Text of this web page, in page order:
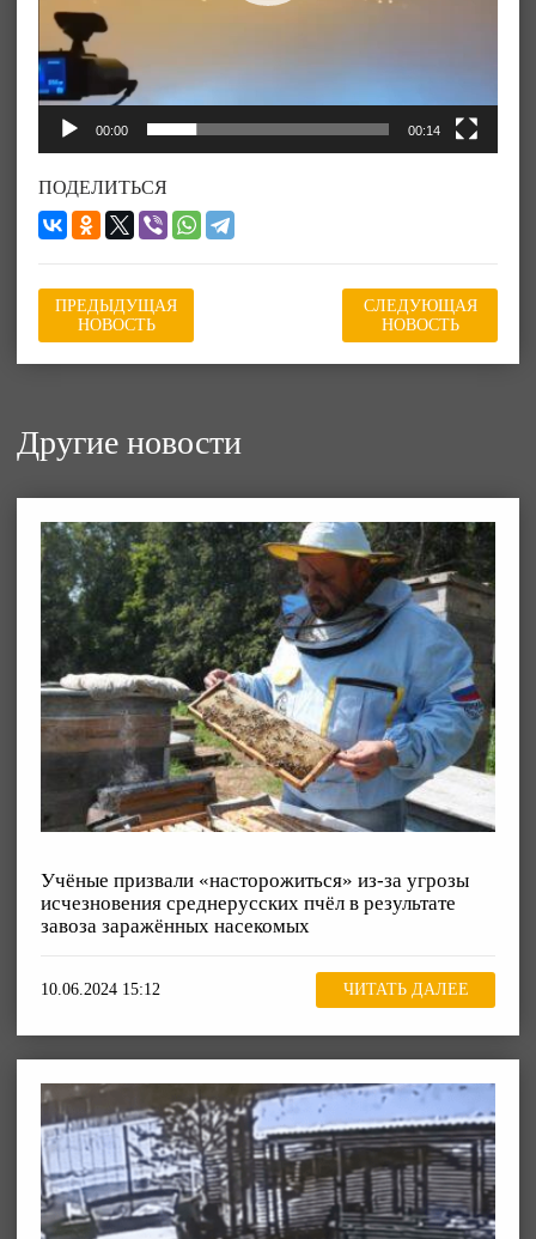
00:00 00:14
ПОДЕЛИТЬСЯ
ПРЕДЫДУЩАЯ
НОВОСТЬ
СЛЕДУЮЩАЯ
НОВОСТЬ
Другие новости
Учёные призвали «насторожиться» из-за угрозы
исчезновения среднерусских пчёл в результате
завоза заражённых насекомых
10.06.2024 15:12 ЧИТАТЬ ДАЛЕЕ